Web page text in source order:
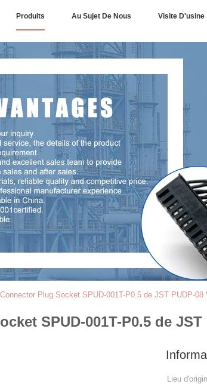
Produits Au Sujet De Nous Visite D'usine
Plug Socket SPUD-001T-P0.5 de JST PUDP-08
SPUD-001T-P0.5 de
Lieu